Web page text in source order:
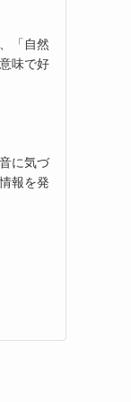
「自然
味で好
に気づ
報を発